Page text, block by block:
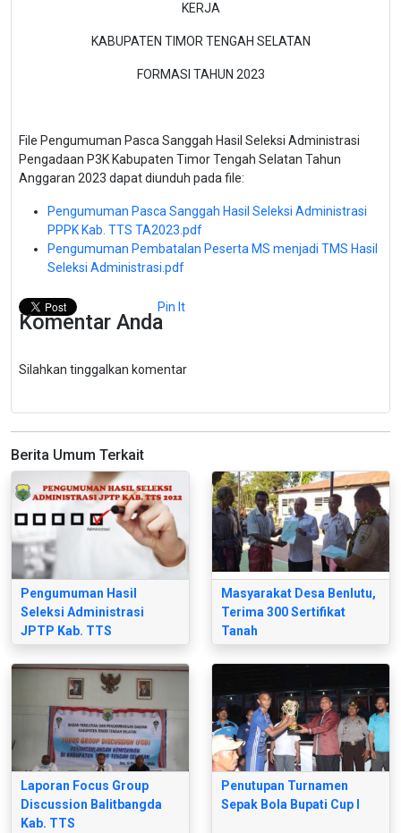
KERJA
KABUPATEN TIMOR TENGAH SELATAN
FORMASI TAHUN 2023
File Pengumuman Pasca Sanggah Hasil Seleksi Administrasi
Pengadaan P3K Kabupaten Timor Tengah Selatan Tahun
Anggaran 2023 dapat diunduh pada file:
Pengumuman Pasca Sanggah Hasil Seleksi Administrasi
PPPK Kab. TTS TA2023.pdf
Pengumuman Pembatalan Peserta MS menjadi TMS Hasil
Seleksi Administrasi.pdf
Pin It
Komentar Anda
Silahkan tinggalkan komentar
Berita Umum Terkait
Pengumuman Hasil
Seleksi Administrasi
JPTP Kab. TTS
Masyarakat Desa Benlutu,
Terima 300 Sertifikat
Tanah
Laporan Focus Group
Discussion Balitbangda
Kab. TTS
Penutupan Turnamen
Sepak Bola Bupati Cup I